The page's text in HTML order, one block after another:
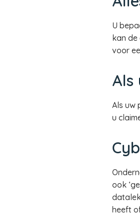
U
kan
voor
Als
Als uw
u
ook
heeft